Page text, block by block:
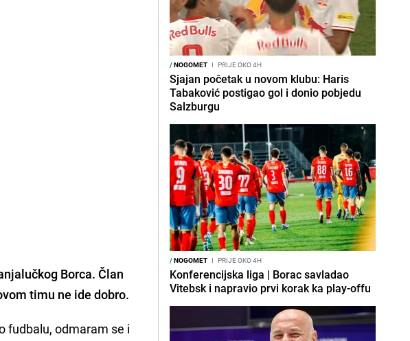
Borca. Član
timu ne ide dobro.
fudbalu, odmaram se i
/NOGOMET I PRIJE OKO 4H
Sjajan početak u novom klubu: Haris
Tabaković postigao gol i donio pobjedu
Salzburgu
/NOGOMET I PRIJE OKO 4H
Konferencijska liga | Borac savladao
Vitebsk i napravio prvi korak ka play-offu